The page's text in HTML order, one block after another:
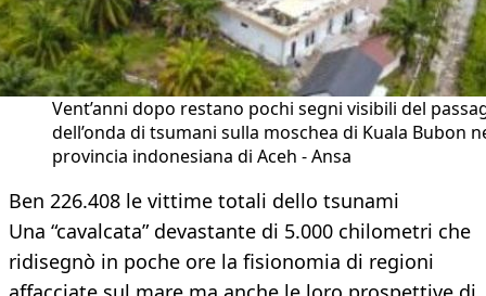
Vent’anni dopo restano pochi segni visibili del
dell’onda di tsumani sulla moschea di Kuala Bubon
provincia indonesiana di Aceh - Ansa
Ben 226.408 le vittime totali dello tsunami
Una “cavalcata” devastante di 5.000 chilometri che
ridisegnò in poche ore la fisionomia di regioni